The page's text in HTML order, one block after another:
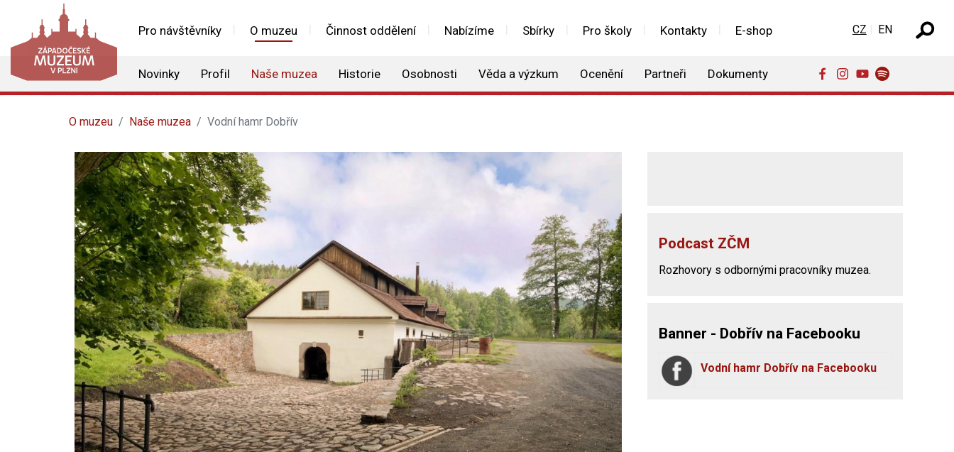
Pro návštěvníky O muzeu Činnost oddělení Nabízíme Sbírky Pro školy Kontakty E-shop
Novinky Profil Naše muzea Historie Osobnosti Věda a výzkum Ocenění Partneři Dokumenty
Zvolte jazyk
CZ EN
O muzeu Naše muzea Vodní hamr Dobřív
Podcast ZČM
Rozhovory s odbornými pracovníky muzea.
Banner - Dobřív na Facebooku
Vodní hamr Dobřív na Facebooku